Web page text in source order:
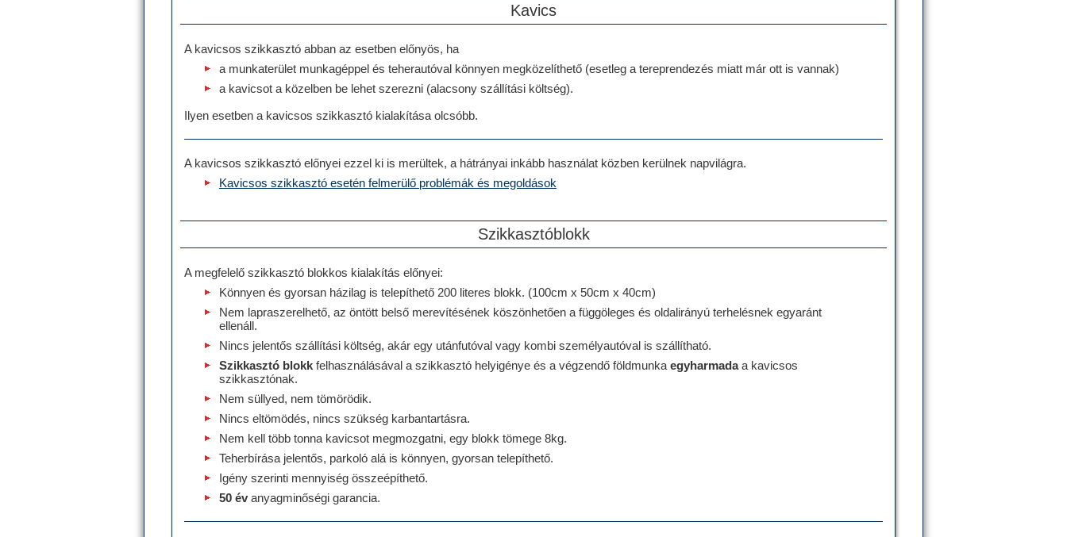
Kavics
A kavicsos szikkasztó abban az esetben előnyös, ha
a munkaterület munkagéppel és teherautóval könnyen megközelíthető (esetleg a tereprendezés miatt már ott is vannak)
a kavicsot a közelben be lehet szerezni (alacsony szállítási költség).
Ilyen esetben a kavicsos szikkasztó kialakítása olcsóbb.
A kavicsos szikkasztó előnyei ezzel ki is merültek, a hátrányai inkább használat közben kerülnek napvilágra.
Kavicsos szikkasztó esetén felmerülő problémák és megoldások
Szikkasztóblokk
A megfelelő szikkasztó blokkos kialakítás előnyei:
Könnyen és gyorsan házilag is telepíthető 200 literes blokk. (100cm x 50cm x 40cm)
Nem lapraszerelhető, az öntött belső merevítésének köszönhetően a függöleges és oldalirányú terhelésnek egyaránt
ellenáll.
Nincs jelentős szállítási költség, akár egy utánfutóval vagy kombi személyautóval is szállítható.
Szikkasztó blokk felhasználásával a szikkasztó helyigénye és a végzendő földmunka egyharmadaa kavicsos
szikkasztónak.
Nem süllyed, nem tömörödik.
Nincs eltömödés, nincs szükség karbantartásra.
Nem kell több tonna kavicsot megmozgatni, egy blokk tömege 8kg.
Teherbírása jelentős, parkoló alá is könnyen, gyorsan telepíthető.
Igény szerinti mennyiség összeépíthető.
50 év anyagminőségi garancia.